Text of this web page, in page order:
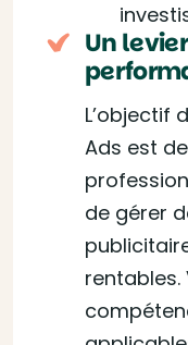
Un
L’objectif
Ads est
de gérer
rentables.